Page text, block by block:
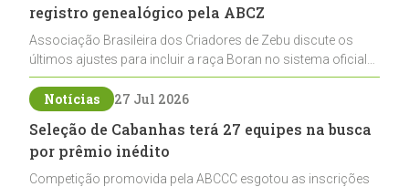
registro genealógico pela ABCZ
Associação Brasileira dos Criadores de Zebu discute os
últimos ajustes para incluir a raça Boran no sistema oficial
de registros, abrindo caminho para sua expansão na
pecuária nacional
Notícias 27 Jul 2026
Seleção de Cabanhas terá 27 equipes na busca
por prêmio inédito
Competição promovida pela ABCCC esgotou as inscrições